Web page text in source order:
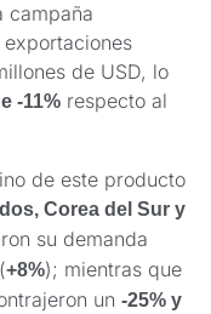
campaña
de USD, lo
-11% respecto al
de este producto
Corea del Sur y
su demanda
+8%); mientras que
un -25% y